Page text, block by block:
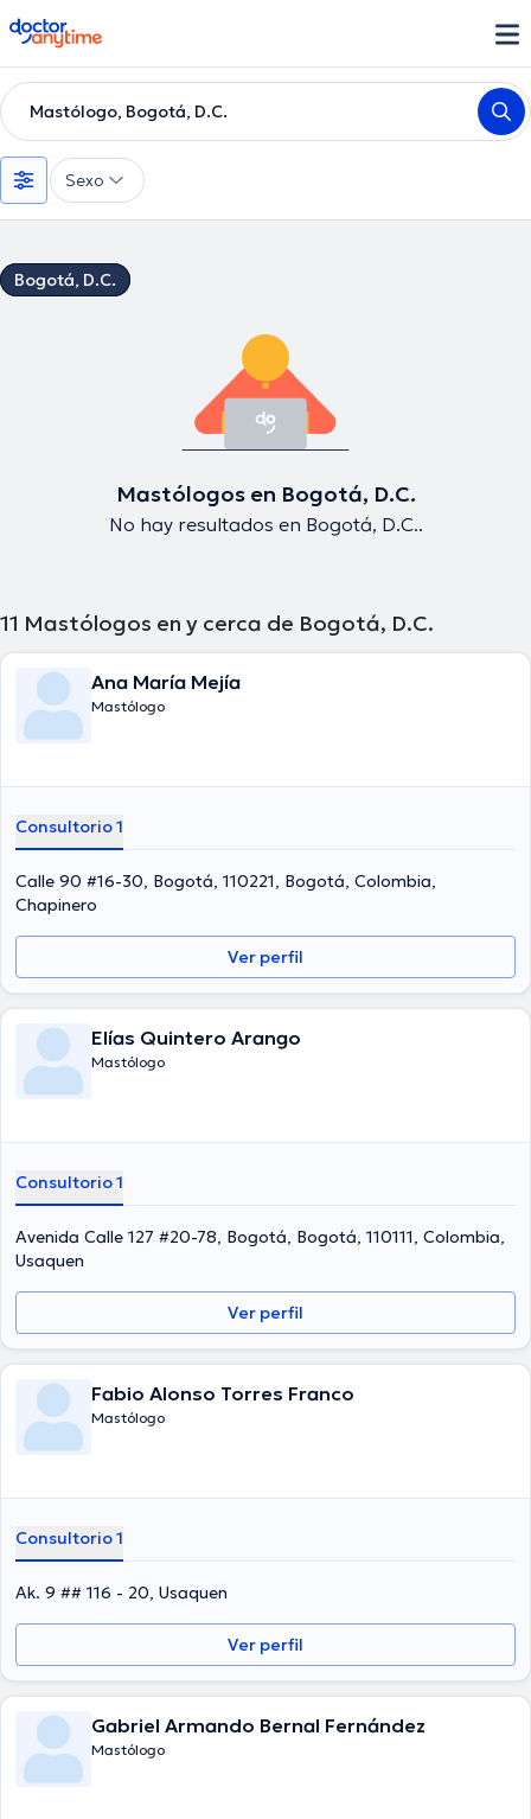
doctoranytime
Mastólogo, Bogotá, D.C.
Sexo
Bogotá, D.C.
Mastólogos en Bogotá, D.C.
No hay resultados en Bogotá, D.C..
11 Mastólogos en y cerca de Bogotá, D.C.
Ana María Mejía
Mastólogo
Consultorio 1
Calle 90 #16-30, Bogotá, 110221, Bogotá, Colombia,
Chapinero
Ver perfil
Elías Quintero Arango
Mastólogo
Consultorio 1
Avenida Calle 127 #20-78, Bogotá, Bogotá, 110111, Colombia,
Usaquen
Ver perfil
Fabio Alonso Torres Franco
Mastólogo
Consultorio 1
Ak. 9 ## 116 - 20, Usaquen
Ver perfil
Gabriel Armando Bernal Fernández
Mastólogo